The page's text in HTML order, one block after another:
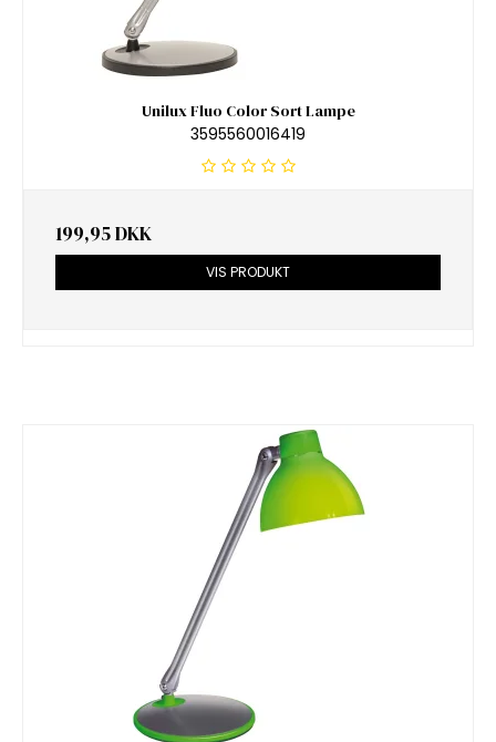
Unilux Fluo Color Sort Lampe
3595560016419
199,95 DKK
VIS PRODUKT